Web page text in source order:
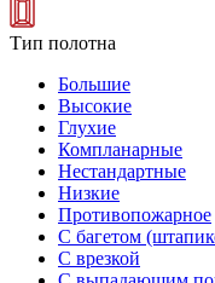
Тип полотна
Большие
Высокие
Глухие
Компланарные
Нестандартные
Низкие
Противопожарное
С багетом
С врезкой